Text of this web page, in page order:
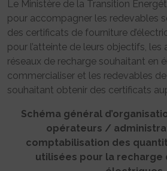
Le Ministère de la Transition
pour accompagner les redevables
des certificats de fourniture
pour l’atteinte de leurs objectifs, les
réseaux de recharge souhaitant en
commercialiser et les redevables
souhaitant obtenir des certificats
Schéma général
opérateurs /
comptabilisation des
utilisées pour la recharge